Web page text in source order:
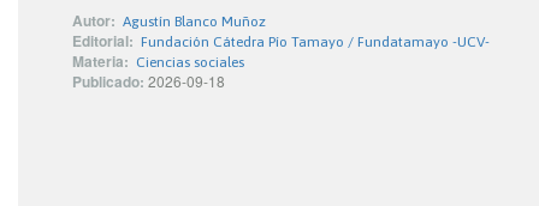
Autor: Agustín Blanco Muñoz
Editorial: Fundación Cátedra Pío Tamayo / Fundatamayo -UCV-
Materia: Ciencias sociales
Publicado: 2026-09-18